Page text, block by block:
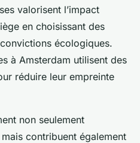
valorisent l’impact
en choisissant des
écologiques.
à Amsterdam utilisent des
réduire leur empreinte
non seulement
mais contribuent également